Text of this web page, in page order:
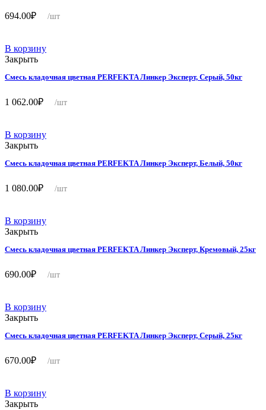
694.00₽ /шт
В корзину
Закрыть
Смесь кладочная цветная PERFEKTA Линкер Эксперт, Серый, 50кг
1 062.00₽ /шт
В корзину
Закрыть
Смесь кладочная цветная PERFEKTA Линкер Эксперт, Белый, 50кг
1 080.00₽ /шт
В корзину
Закрыть
Смесь кладочная цветная PERFEKTA Линкер Эксперт, Кремовый, 25кг
690.00₽ /шт
В корзину
Закрыть
Смесь кладочная цветная PERFEKTA Линкер Эксперт, Серый, 25кг
670.00₽ /шт
В корзину
Закрыть